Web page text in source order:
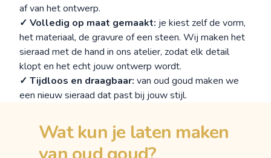
af van het ontwerp.
✓ Volledig op maat gemaakt: je kiest zelf de vorm,
het materiaal, de gravure of een steen. Wij maken het
sieraad met de hand in ons atelier, zodat elk detail
klopt en het echt jouw ontwerp wordt.
✓ Tijdloos en draagbaar: van oud goud maken we
een nieuw sieraad dat past bij jouw stijl.
Wat kun je laten maken